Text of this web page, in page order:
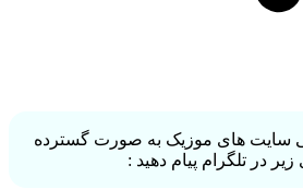
سایت های موزیک به صورت گسترده
در تلگرام پیام دهید :